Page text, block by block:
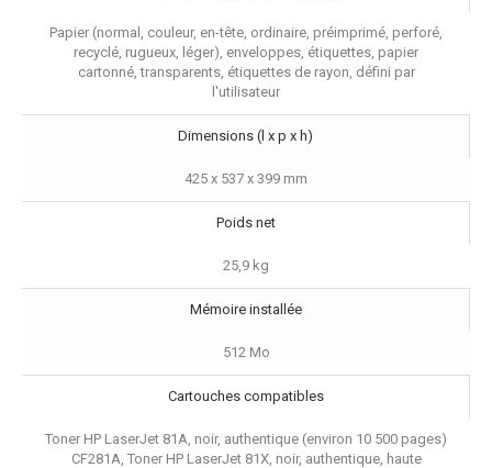
Papier (normal, couleur, en-tête, ordinaire, préimprimé, perforé,
recyclé, rugueux, léger), enveloppes, étiquettes, papier
cartonné, transparents, étiquettes de rayon, défini par
l'utilisateur
Dimensions (l x p x h)
425 x 537 x 399 mm
Poids net
25,9 kg
Mémoire installée
512 Mo
Cartouches compatibles
Toner HP LaserJet 81A, noir, authentique (environ 10 500 pages)
CF281A, Toner HP LaserJet 81X, noir, authentique, haute